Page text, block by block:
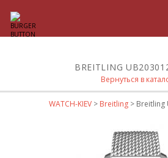
BREITLING
Вернуться в
WATCH-KIEV> Breitling> Breitling